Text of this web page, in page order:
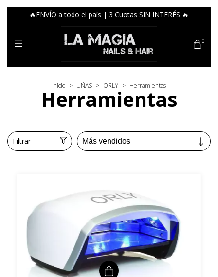
🔥ENVÍO a todo el país | 3 Cuotas SIN INTERÉS 🔥
0
Inicio > UÑAS > ORLY > Herramientas
Herramientas
Filtrar